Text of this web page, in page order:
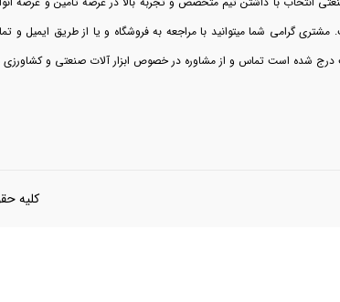
گرامی شما میتوانید با مراجعه به فروشگاه و یا از طریق ایمیل و
شده است تماس و از مشاوره در خصوص ابزار آلات صنعتی و کشاورزی
کلیه